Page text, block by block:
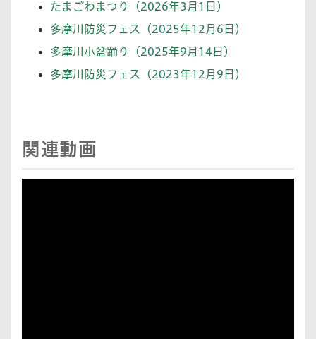
たまごわまつり（2026年3月1日）
多摩川防災フェス（2025年12月6日）
多摩川小盆踊り（2025年9月14日）
多摩川防災フェス（2023年12月9日）
関連動画